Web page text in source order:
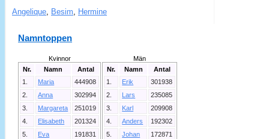
Angelique
Besim Hermine
Namntoppen
Kvinnor
Nr.
Namn
Antal
1.
Maria
444908
2.
Anna
302994
3.
Margareta
251019
4.
Elisabeth
201324
5.
Eva
191831
Män
Nr.
Namn
Antal
1.
Erik
301938
2.
Lars
235085
3.
Karl
209908
4.
Anders
192302
5.
Johan
172871